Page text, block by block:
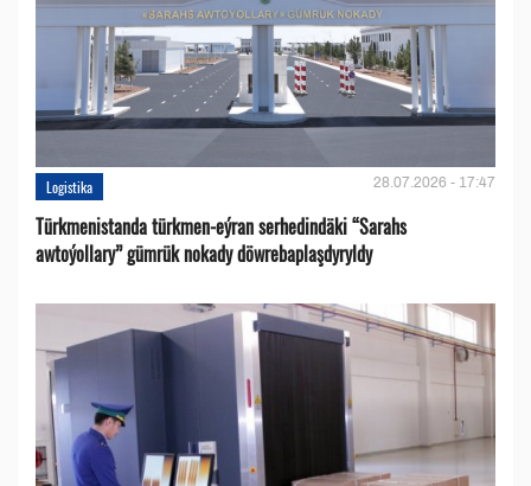
Logistika 28.07.2026 - 17:47
Türkmenistanda türkmen-eýran serhedindäki “Sarahs
awtoýollary” gümrük nokady döwrebaplaşdyryldy